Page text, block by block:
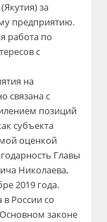
за
предприятию.
работа по
с
на
связана с
позиций
субъекта
оценкой
Главы
Николаева,
2019 года.
в России со
законе